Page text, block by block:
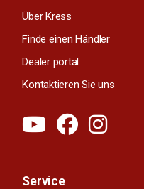
Über Kress
Finde einen Händler
Dealer portal
Kontaktieren Sie uns
Service